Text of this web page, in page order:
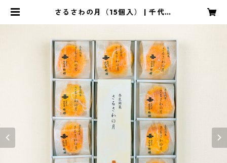
さるさわの月（15個入） | 千代の